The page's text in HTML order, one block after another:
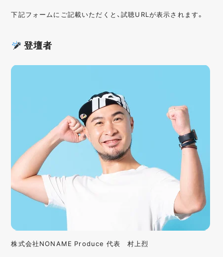
下記フォームにご記載いただくと、試聴URLが表示されます。
登壇者
株式会社NONAME Produce 代表 村上烈